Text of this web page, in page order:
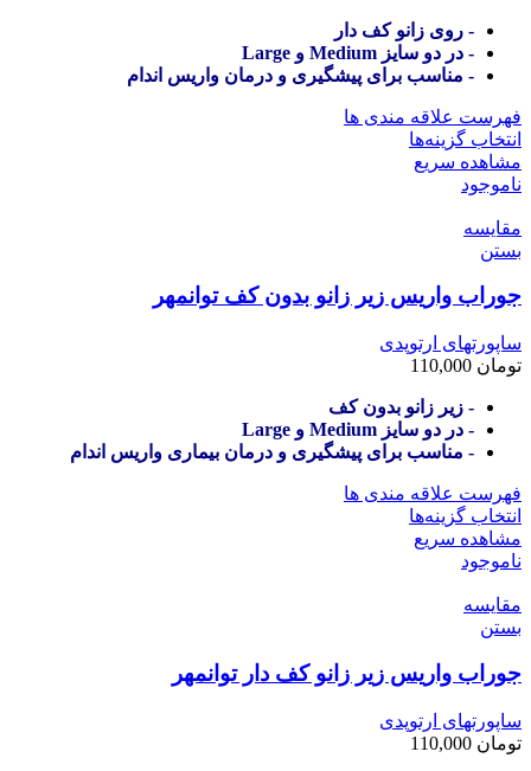
- روی زانو کف دار
- در دو سایز Medium و
Large
- مناسب برای پیشگیری و درمان واریس اندام
فهرست علاقه مندی ها
انتخاب گزینه‌ها
مشاهده سریع
ناموجود
مقایسه
بستن
جوراب واریس زیر زانو بدون کف توانمهر
ساپورتهای ارتوپدی
تومان
- زیر زانو بدون کف
- در دو سایز Medium و
Large
- مناسب برای پیشگیری و درمان بیماری واریس اندام
فهرست علاقه مندی ها
انتخاب گزینه‌ها
مشاهده سریع
ناموجود
مقایسه
بستن
جوراب واریس زیر زانو کف دار توانمهر
ساپورتهای ارتوپدی
تومان